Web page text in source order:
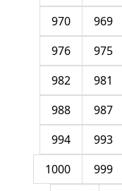
969
970
975
976
981
982
987
988
993
994
999
1000